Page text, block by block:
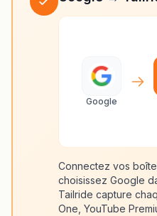
Google
Connectez vos
choisissez Google
Tailride capture
One, YouTube